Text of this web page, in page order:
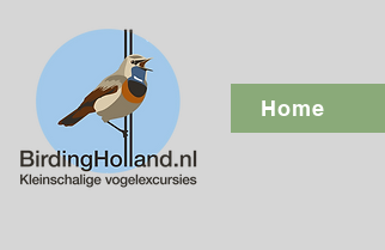
Home